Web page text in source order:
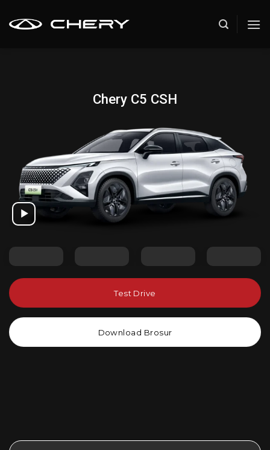
to
Chery C5 CSH
Test Drive
Download Brosur